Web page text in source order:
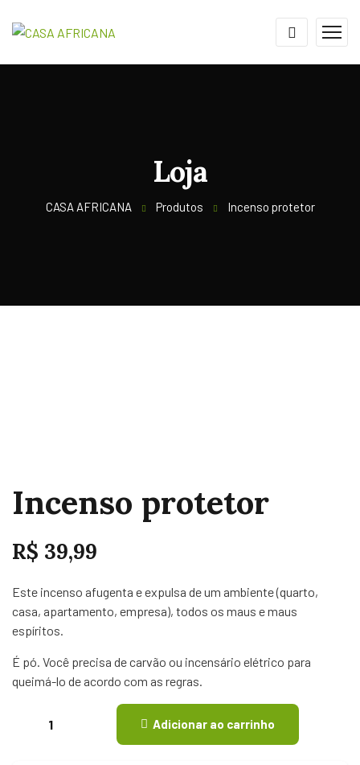
Loja
CASA AFRICANA Produtos Incenso protetor
Incenso protetor
R$ 39,99
Este incenso afugenta e expulsa de um ambiente (quarto,
casa, apartamento, empresa), todos os maus e maus
espíritos.
É pó. Você precisa de carvão ou incensário elétrico para
queimá-lo de acordo com as regras.
Adicionar ao carrinho